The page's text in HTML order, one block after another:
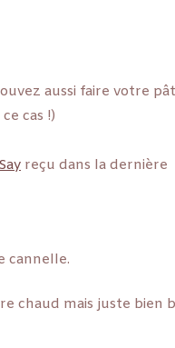
aussi faire votre
cas !)
reçu dans la dernière
cannelle.
chaud mais juste bien